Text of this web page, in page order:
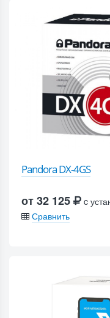
Pandora DX-4GS
от 32 125
c
Сравнить